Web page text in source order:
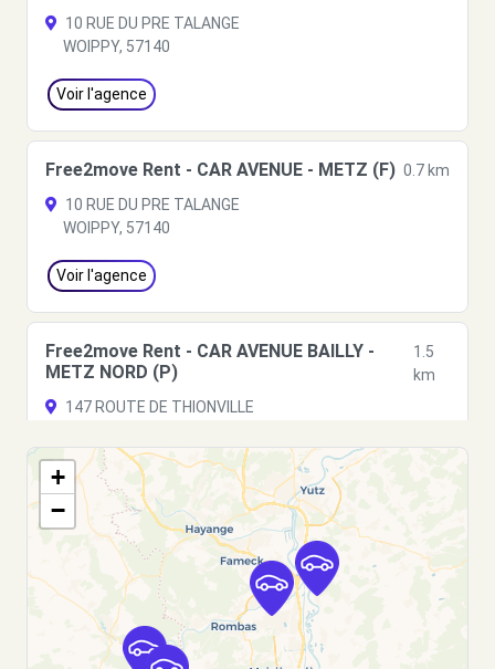
10 RUE DU PRE TALANGE
WOIPPY, 57140
Voir l'agence
Free2move Rent - CAR AVENUE - METZ (F) 0.7 km
10 RUE DU PRE TALANGE
WOIPPY, 57140
Voir l'agence
Free2move Rent - CAR AVENUE BAILLY -
METZ NORD (P)
1.5
km
147 ROUTE DE THIONVILLE
Voir l'agence
Free2Move Rent - AUTOS BAN SAINT
MARTIN - LE BAN-ST-MARTIN (C)
2.5
km
74 ROUTE DE PLAPPEVILLE
LE BAN-ST-MARTIN, 57050
+
−